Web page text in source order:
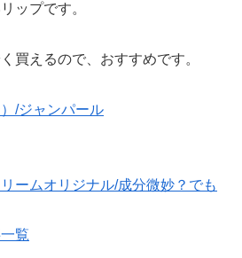
ップです。
買えるので、おすすめです。
/ジャンパール
ームオリジナル/成分微妙？でも
覧